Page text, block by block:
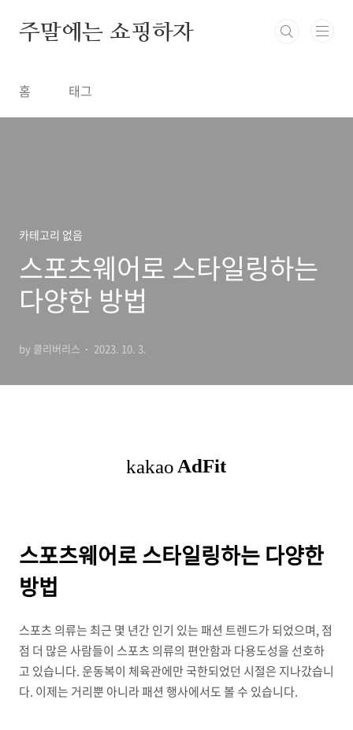
주말에는 쇼핑하자
홈 태그
카테고리 없음
스포츠웨어로 스타일링하는
다양한 방법
by 클리버리스 2023. 10. 3.
스포츠웨어로 스타일링하는 다양한
방법
스포츠 의류는 최근 몇 년간 인기 있는 패션 트렌드가 되었으며, 점
점 더 많은 사람들이 스포츠 의류의 편안함과 다용도성을 선호하
고 있습니다. 운동복이 체육관에만 국한되었던 시절은 지나갔습니
다. 이제는 거리뿐 아니라 패션 행사에서도 볼 수 있습니다.